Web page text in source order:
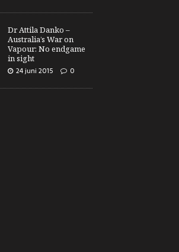
Dr Attila Danko –
Australia’s War on
Vapour: No endgame
in sight
24 juni 2015
0